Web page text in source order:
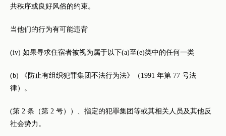
共秩序或良好风俗的约束。
当他们的行为有可能违背
(iv) 如果寻求住宿者被视为属于以下(a)至(e)类中的任何一类
(b) 《防止有组织犯罪集团不法行为法》（1991 年第 77 号法
律）。
(第 2 条（第 2 号））、指定的犯罪集团等或其相关人员及其他反
社会势力。